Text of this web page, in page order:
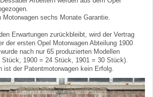
sechs Monate Garantie.
Erwartungen zurückbleibt, wird der Vertrag
der ersten Opel Motorwagen Abteilung 1900
nach nur 65 produzierten Modellen
1900 = 24 Stück, 1901 = 30 Stück).
ist der Patentmotorwagen kein Erfolg.